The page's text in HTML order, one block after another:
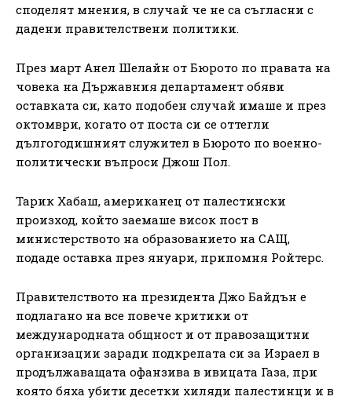
споделят мнения, в случай че не са съгласни с
дадени правителствени политики.
През март Анел Шелайн от Бюрото по правата на
човека на Държавния департамент обяви
оставката си, като подобен случай имаше и през
октомври, когато от поста си се оттегли
дългогодишният служител в Бюрото по военно-
политически въпроси Джош Пол.
Тарик Хабаш, американец от палестински
произход, който заемаше висок пост в
министерството на образованието на САЩ,
подаде оставка през януари, припомня Ройтерс.
Правителството на президента Джо Байдън е
подлагано на все повече критики от
международната общност и от правозащитни
организации заради подкрепата си за Израел в
продължаващата офанзива в ивицата Газа, при
която бяха убити десетки хиляди палестинци и в